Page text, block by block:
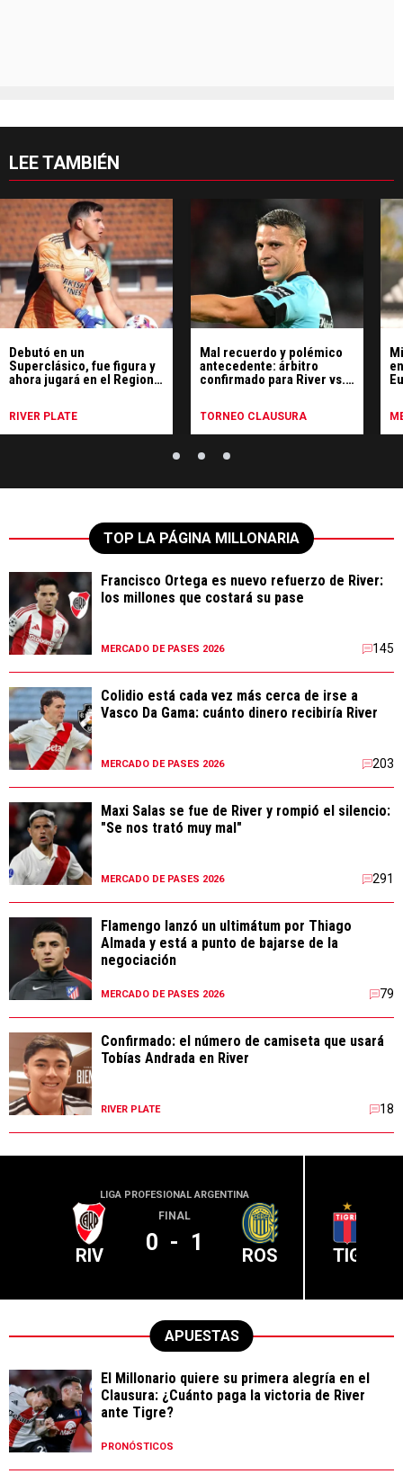
LEE TAMBIÉN
Debutó en un
Superclásico, fue figura y
ahora jugará en el Regional
RIVER PLATE
Mal recuerdo y polémico
antecedente: árbitro
confirmado para River vs.
TORNEO CLAUSURA
TOP LA PÁGINA MILLONARIA
Francisco Ortega es nuevo refuerzo de River:
los millones que costará su pase
MERCADO DE PASES 2026 145
Colidio está cada vez más cerca de irse a
Vasco Da Gama: cuánto dinero recibiría River
MERCADO DE PASES 2026 203
Maxi Salas se fue de River y rompió el silencio:
"Se nos trató muy mal"
MERCADO DE PASES 2026 291
Flamengo lanzó un ultimátum por Thiago
Almada y está a punto de bajarse de la
negociación
MERCADO DE PASES 2026 79
Confirmado: el número de camiseta que usará
Tobías Andrada en River
RIVER PLATE 18
LIGA PROFESIONAL ARGENTINA
RIV
FINAL
0 - 1 ROS TIG
APUESTAS
El Millonario quiere su primera alegría en el
Clausura: ¿Cuánto paga la victoria de River
ante Tigre?
PRONÓSTICOS